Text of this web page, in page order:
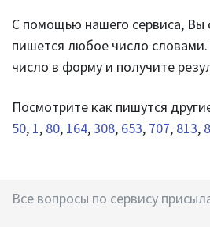
С помощью нашего сервиса, Вы
пишется любое число
число в форму и получите
Посмотрите как пишутся
50, 1, 80, 164,308, 653, 707, 813,
Все вопросы по сервису